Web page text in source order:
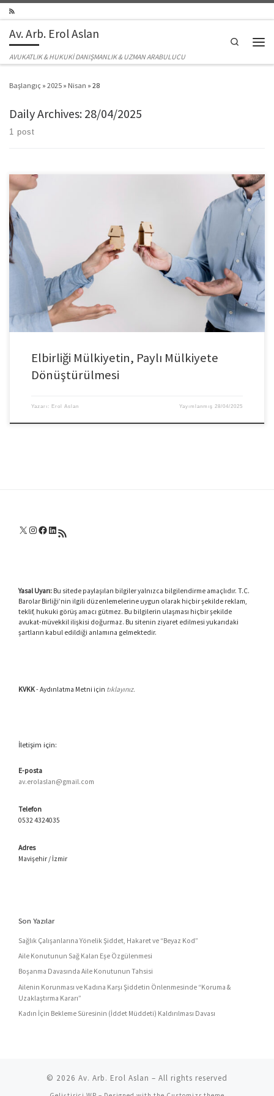
Av. Arb. Erol Aslan
AVUKATLIK & HUKUKİ DANIŞMANLIK & UZMAN ARABULUCU
Search
Başlangıç » 2025 » Nisan » 28
Daily Archives: 28/04/2025
1 post
Elbirliği Mülkiyetin, Paylı Mülkiyete
Dönüştürülmesi
Yazarı: Erol Aslan Yayımlanmış 28/04/2025
X Instagram
Facebook
LinkedIn
RSS akışı
Yasal Uyarı:Bu sitede paylaşılan bilgiler yalnızca bilgilendirme amaçlıdır. T.C.
Barolar Birliği’nin ilgili düzenlemelerine uygun olarak hiçbir şekilde reklam,
teklif, hukuki görüş amacı gütmez. Bu bilgilerin ulaşması hiçbir şekilde
avukat-müvekkil ilişkisi doğurmaz. Bu sitenin ziyaret edilmesi yukarıdaki
şartların kabul edildiği anlamına gelmektedir.
KVKK- Aydınlatma Metni için tıklayınız.
İletişim için:
E-posta
av.erolaslan@gmail.com
Telefon
0532 4324035
Adres
Mavişehir / İzmir
Son Yazılar
Sağlık Çalışanlarına Yönelik Şiddet, Hakaret ve “Beyaz Kod”
Aile Konutunun Sağ Kalan Eşe Özgülenmesi
Boşanma Davasında Aile Konutunun Tahsisi
Ailenin Korunması ve Kadına Karşı Şiddetin Önlenmesinde “Koruma &
Uzaklaştırma Kararı”
Kadın İçin Bekleme Süresinin (İddet Müddeti) Kaldırılması Davası
© 2026 Av. Arb. Erol Aslan – All rights reserved